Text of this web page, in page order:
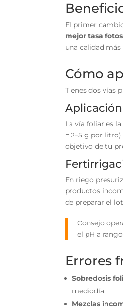
El primer
mejor tasa
una calidad más
Cómo
Tienes dos vías
La vía foliar es
= 2–5 g por litro)
objetivo de tu
En riego
productos
de preparar el
Consejo
el pH a
Errores
Sobredosis
mediodía.
Mezclas